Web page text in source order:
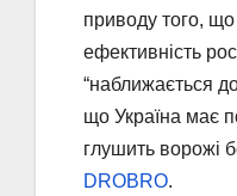
приводу того,
ефективність
“наближається
що Україна має
глушить ворожі
DROBRO.